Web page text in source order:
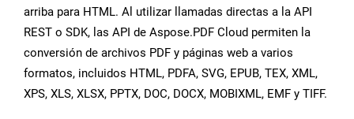
arriba para HTML. Al utilizar llamadas directas a la API
REST o SDK, las API de Aspose.PDF Cloud permiten la
conversión de archivos PDF y páginas web a varios
formatos, incluidos HTML, PDFA, SVG, EPUB, TEX, XML,
XPS, XLS, XLSX, PPTX, DOC, DOCX, MOBIXML, EMF y TIFF.